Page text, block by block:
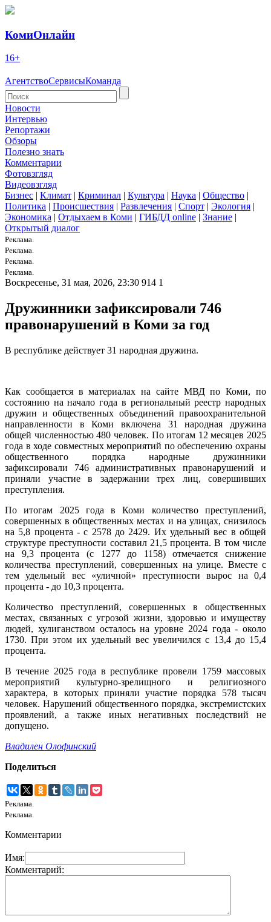
КомиОнлайн
16+
АгентствоСервисыКоманда
Новости
Интервью
Репортажи
Обзоры
Полезно знать
Комментарии
Фотовзгляд
Видеовзгляд
Бизнес | Климат | Криминал | Культура | Наука | Общество |
Политика | Происшествия | Развлечения | Спорт | Экология |
Экономика | Отдыхаем в Коми | ГИБДД online | Знание |
Открытый диалог
Реклама.
Реклама.
Реклама.
Реклама.
Воскресенье, 31 мая, 2026, 23:30 914 1
Дружинники зафиксировали 746
правонарушений в Коми за год
В республике действует 31 народная дружина.
Как сообщается в материалах на сайте МВД по Коми, по
состоянию на начало года в региональный реестр народных
дружин и общественных объединений правоохранительной
направленности в Коми включена 31 народная дружина
общей численностью 480 человек. По итогам 12 месяцев 2025
года в ходе совместных мероприятий по обеспечению охраны
общественного порядка народные дружинники
зафиксировали 746 административных правонарушений и
приняли участие в задержании трех лиц, совершивших
преступления.
По итогам 2025 года в Коми количество преступлений,
совершенных в общественных местах и на улицах, снизилось
на 5,8 процента - с 2578 до 2429. Их удельный вес в общей
структуре преступности составил 21,5 процента. В том числе
на 9,3 процента (с 1277 до 1158) отмечается снижение
количества преступлений, совершенных на улице. Вместе с
тем удельный вес «уличной» преступности вырос на 0,4
процента - до 10,3 процента.
Количество преступлений, совершенных в общественных
местах, связанных с угрозой жизни, здоровью и имуществу
людей, хулиганством осталось на уровне 2024 года - около
1730. При этом их удельный вес увеличился с 13,4 до 15,4
процента.
В течение 2025 года в республике провели 1759 массовых
мероприятий культурно-зрелищного и религиозного
характера, в которых приняли участие порядка 578 тысяч
человек. Нарушений общественного порядка, экстремистских
проявлений, а также иных негативных последствий не
допущено.
Владилен Олофинский
Поделиться
Реклама.
Реклама.
Комментарии
Имя:
Комментарий: